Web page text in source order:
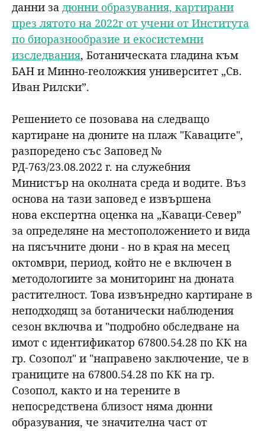
данни за дюнни образувания, картирани
през лятото на 2022г от учени от Института
по биоразнообразие и екосистемни
изследвания, Ботаническата гладина към
БАН и Минно-геоложкия университет „Св.
Иван Рилски”.
Решението се позовава на следващо
картиране на дюните на плаж "Каваците",
разпоредено със Заповед №
РД-763/23.08.2022 г. на служебния
Министър на околната среда и водите. Въз
основа на тази заповед е извършена
нова експертна оценка на „Каваци-Север”
за определяне на местоположението и вида
на пясъчните дюни - но в края на месец
октомври, период, който не е включен в
методологиите за мониторинг на дюната
растителност. Това извънредно картиране в
неподходящ за ботанически наблюдения
сезон включва и "подробно обследване на
имот с идентификатор 67800.54.28 по КК на
гр. Созопол" и "направено заключение, че в
границите на 67800.54.28 по КК на гр.
Созопол, както и на терените в
непосредствена близост няма дюнни
образувания, че значителна част от